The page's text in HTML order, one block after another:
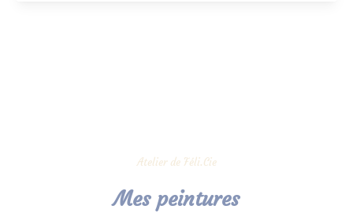
Atelier de Féli.Cie
Mes peintures